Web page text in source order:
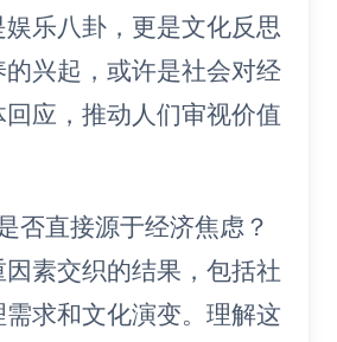
乐八卦，更是文化反思
兴起，或许是社会对经
应，推动人们审视价值
否直接源于经济焦虑？
素交织的结果，包括社
求和文化演变。理解这